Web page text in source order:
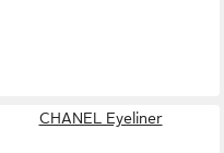
CHANEL Eyeliner